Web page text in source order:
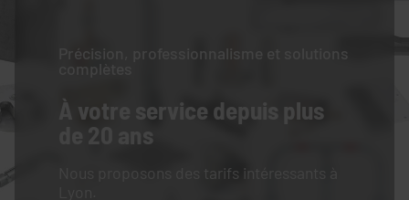
Précision, professionnalisme et solutions
complètes
À votre service depuis plus
de 20 ans
Nous proposons des tarifs intéressants à